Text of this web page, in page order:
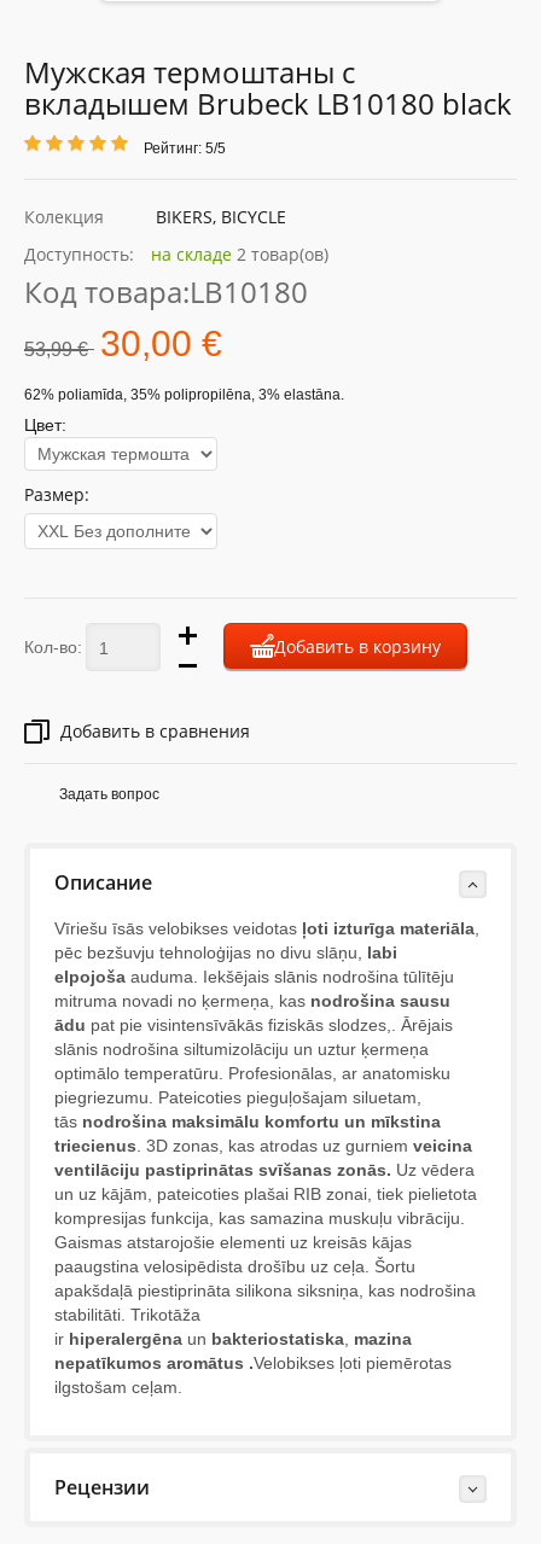
Мужская термоштаны с
вкладышем Brubeck LB10180 black
Рейтинг: 5/5
Колекция
BIKERS, BICYCLE
Доступность:
на складе 2 товар(ов)
Код товара:LB10180
53,99 € 30,00 €
62% poliamīda, 35% polipropilēna, 3% elastāna.
Цвет:
Размер:
Кол-во: Добавить в корзину
Добавить в сравнения
Задать вопрос
Описание
Vīriešu īsās velobikses veidotas ļoti izturīga materiāla
pēc bezšuvju tehnoloģijas no divu slāņu, labi
elpojoša auduma. Iekšējais slānis nodrošina tūlītēju
mitruma novadi no ķermeņa, kas nodrošina sausu
ādu pat pie visintensīvākās fiziskās slodzes,. Ārējais
slānis nodrošina siltumizolāciju un uztur ķermeņa
optimālo temperatūru. Profesionālas, ar anatomisku
piegriezumu. Pateicoties pieguļošajam siluetam,
tās nodrošina maksimālu komfortu un mīkstina
triecienus . 3D zonas, kas atrodas uz gurniem veicina
ventilāciju pastiprinātas svīšanas zonās. Uz vēdera
un uz kājām, pateicoties plašai RIB zonai, tiek pielietota
kompresijas funkcija, kas samazina muskuļu vibrāciju.
Gaismas atstarojošie elementi uz kreisās kājas
paaugstina velosipēdista drošību uz ceļa. Šortu
apakšdaļā piestiprināta silikona siksniņa, kas nodrošina
stabilitāti. Trikotāža
ir hiperalergēna un bakteriostatiska mazina
nepatīkumos aromātus .Velobikses ļoti piemērotas
ilgstošam ceļam.
Рецензии